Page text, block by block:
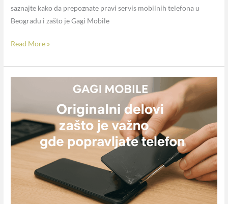
saznajte kako da prepoznate pravi servis mobilnih telefona u
Beogradu i zašto je Gagi Mobile
Read More »
delovi
–
zašto
gde
popravljate